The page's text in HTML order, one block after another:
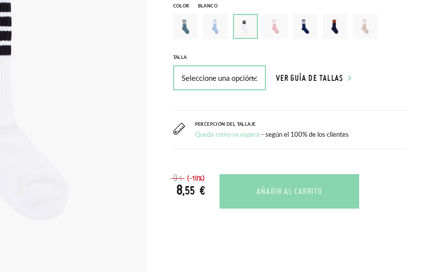
COLOR BLANCO
TALLA
VER GUÍA DE TALLAS
PERCEPCIÓN DEL TALLAJE
Queda como se espera - según el 100% de los clientes
9,5 (-10%)
8,55 € AÑADIR AL CARRITO